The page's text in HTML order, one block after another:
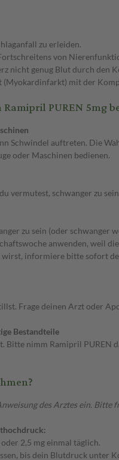
zu erleiden.
von
nicht genug Blut durch den
(Myokardinfarkt) mit der
PUREN 5mg
Schwindel auftreten. Die
oder Maschinen bedienen.
vermutest, schwanger zu
zu sein (oder
anwenden, weil
informiere bitte sofort
Frage deinen Arzt oder
Bestandteile
nimm Ramipril PUREN
des Arztes ein.
2,5 mg einmal täglich.
bis dein Blutdruck unter